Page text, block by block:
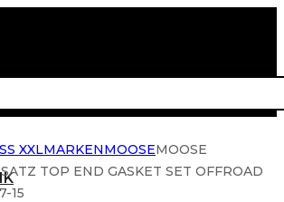
XXLMARKENMOOSEMOOSE
TOP END GASKET SET OFFROAD
15